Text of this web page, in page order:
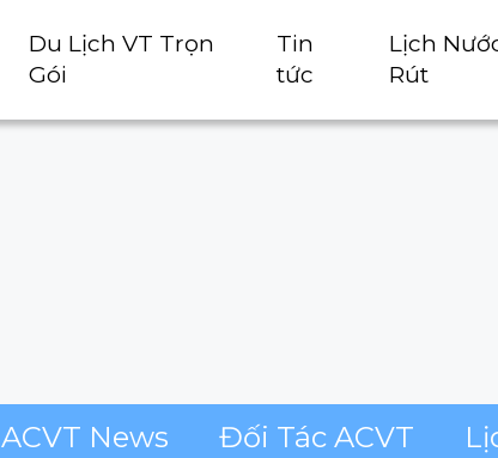
Du Lịch VT Trọn
Gói
Tin
tức
Lịch
Rút
ACVT News Đối Tác ACVT